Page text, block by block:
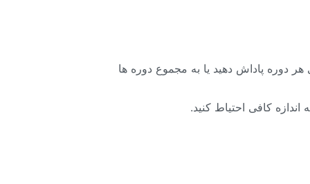
هر دوره پاداش دهید یا به مجموع دوره ها
کافی احتیاط کنید.